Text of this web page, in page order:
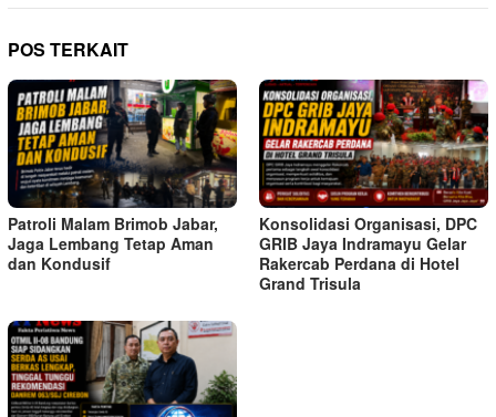
POS TERKAIT
Patroli Malam Brimob Jabar,
Jaga Lembang Tetap Aman
dan Kondusif
Konsolidasi Organisasi, DPC
GRIB Jaya Indramayu Gelar
Rakercab Perdana di Hotel
Grand Trisula